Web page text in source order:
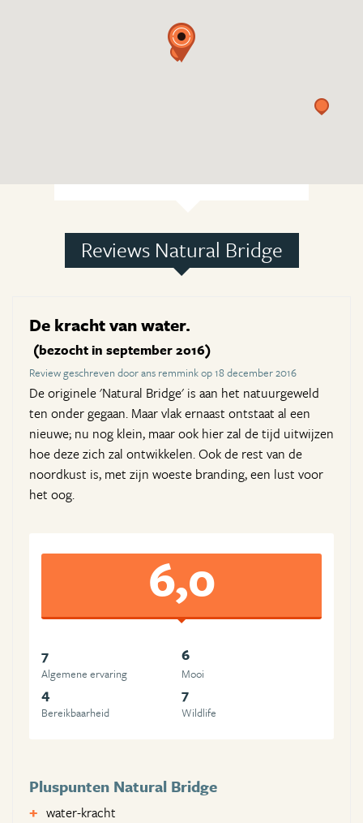
Reviews Natural Bridge
De kracht van water.
(bezocht in september 2016)
Review geschreven door ans remmink op 18 december 2016
De originele 'Natural Bridge' is aan het natuurgeweld
ten onder gegaan. Maar vlak ernaast ontstaat al een
nieuwe; nu nog klein, maar ook hier zal de tijd uitwijzen
hoe deze zich zal ontwikkelen. Ook de rest van de
noordkust is, met zijn woeste branding, een lust voor
het oog.
6,0
7
Algemene ervaring
6
Mooi
4
Bereikbaarheid
7
Wildlife
Pluspunten Natural Bridge
water-kracht